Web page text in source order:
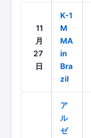
11
月
27
日
K-1
M
MA
in
Bra
zil
ア
ル
ゼ